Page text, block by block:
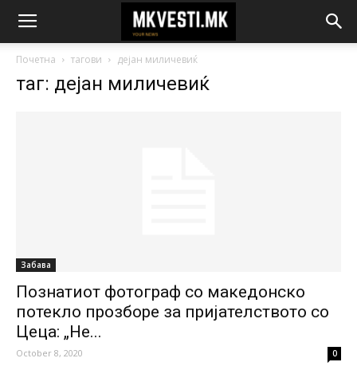
Почетна тагови дејан миличевиќ
таг: дејан миличевиќ
Забава
Познатиот фотограф со македонско
потекло прозборе за пријателството со
Цеца: „Не...
October 8, 2020 0